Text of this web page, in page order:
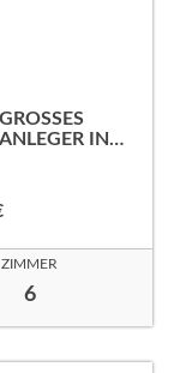
IN B
ZIMMER
6